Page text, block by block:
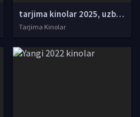
tarjima kinolar 2025, uzbek tarjima kinolar 2025, tarjima kinolar uzbek tilida 2025, tarjima kinolar o zbek 2025, tarjima kinolar o zbek tilida 2025, yangi tarjima kinolar 2025, uzmovi tarjima kinolar 2025, uzmovi com tarjima kinolar 2025, uzbekcha t
Tarjima Kinolar